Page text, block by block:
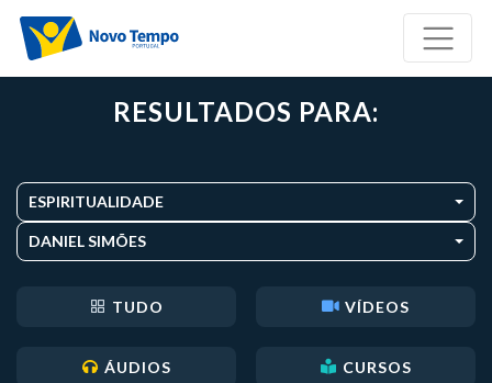
RESULTADOS PARA:
ESPIRITUALIDADE
DANIEL SIMÕES
TUDO VÍDEOS
ÁUDIOS CURSOS